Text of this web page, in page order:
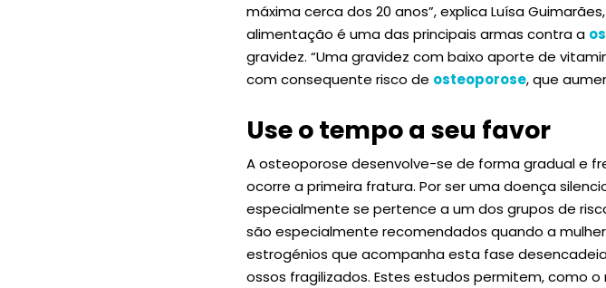
máxima cerca dos 20 anos”, explica Luísa
alimentação é uma das principais armas contra a
gravidez. “Uma gravidez com baixo aporte de
com consequente risco de osteoporose, que
Use o tempo a seu favor
A osteoporose desenvolve-se de forma gradual e
ocorre a primeira fratura. Por ser uma doença
especialmente se pertence a um dos grupos de
são especialmente recomendados quando a
estrogénios que acompanha esta fase
ossos fragilizados. Estes estudos permitem, como